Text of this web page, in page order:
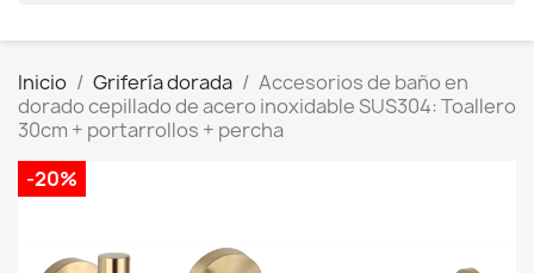
Inicio Grifería dorada
Accesorios de baño en
dorado cepillado de acero inoxidable SUS304: Toallero
30cm + portarrollos + percha
-20%